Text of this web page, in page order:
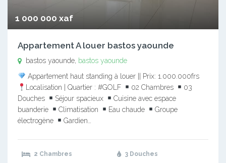
1 000 000 xaf
Appartement A louer bastos yaounde
bastos yaounde, bastos yaounde
Appartement haut standing à louer || Prix: 1.000.000frs
Localisation | Quartier : #GOLF
02 Chambres
03
Douches
Séjour spacieux
Cuisine avec espace
buanderie
Climatisation Eau chaude
Groupe
électrogène
Gardien…
2 Chambres 3 Douches